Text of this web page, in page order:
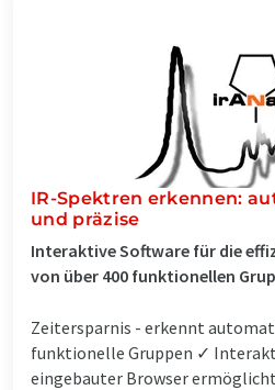
IR-Spektren erkennen:
und präzise
Interaktive Software für die
von über 400 funktionellen
Zeitersparnis - erkennt
funktionelle Gruppen ✓
eingebauter Browser